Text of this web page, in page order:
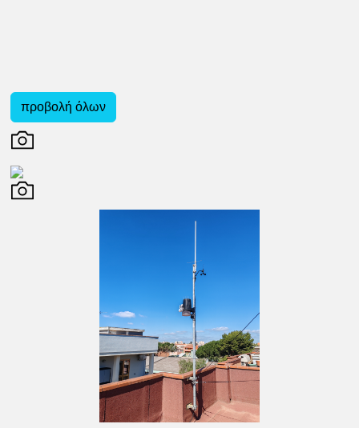
προβολή όλων